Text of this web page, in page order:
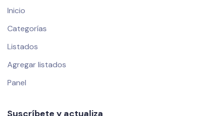
Inicio
Categorías
Listados
Agregar listados
Panel
Suscríbete y actualiza